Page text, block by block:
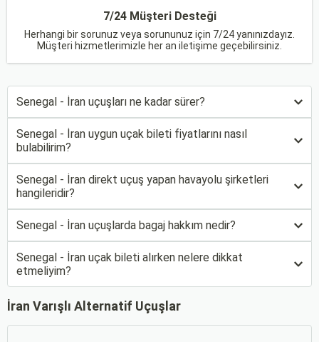
7/24 Müşteri Desteği
Herhangi bir sorunuz veya sorununuz için 7/24 yanınızdayız.
Müşteri hizmetlerimizle her an iletişime geçebilirsiniz.
Senegal - İran uçuşları ne kadar sürer?
Senegal - İran uygun uçak bileti fiyatlarını nasıl
bulabilirim?
Senegal - İran direkt uçuş yapan havayolu şirketleri
hangileridir?
Senegal - İran uçuşlarda bagaj hakkım nedir?
Senegal - İran uçak bileti alırken nelere dikkat
etmeliyim?
İran Varışlı Alternatif Uçuşlar